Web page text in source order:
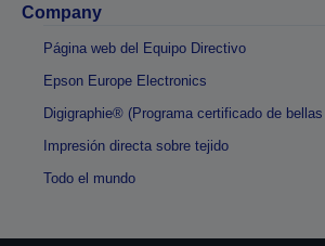
Company
Página web del Equipo Directivo
Epson Europe Electronics
Digigraphie® (Programa certificado de
Impresión directa sobre tejido
Todo el mundo